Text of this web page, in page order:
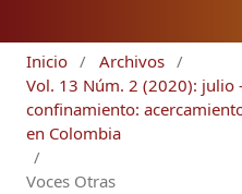
Inicio / Archivos /
Vol. 13 Núm. 2 (2020): julio
confinamiento:
en Colombia
/
Voces Otras